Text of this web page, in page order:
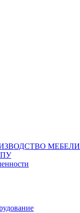
МЕБЕЛИ